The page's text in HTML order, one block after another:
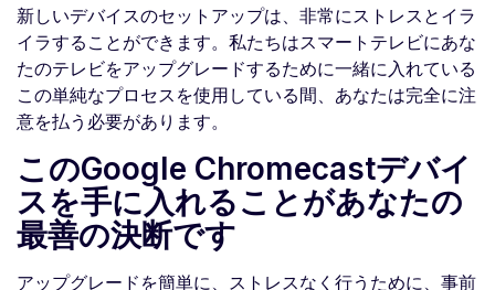
新しいデバイスのセットアップは、非常にストレスとイラ
イラすることができます。私たちはスマートテレビにあな
たのテレビをアップグレードするために一緒に入れている
この単純なプロセスを使用している間、あなたは完全に注
意を払う必要があります。
このGoogle Chromecastデバイ
スを手に入れることがあなたの
最善の決断です
アップグレードを簡単に、ストレスなく行うために、事前